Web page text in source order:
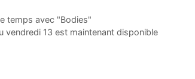
temps avec "Bodies"
vendredi 13 est maintenant disponible